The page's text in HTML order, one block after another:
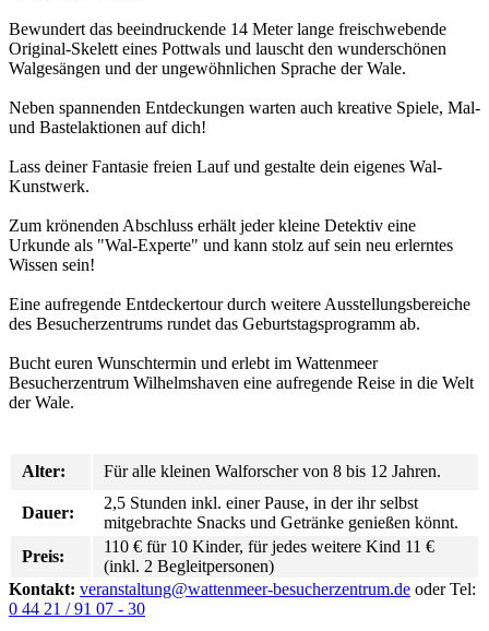
Bewundert das beeindruckende 14 Meter lange freischwebende
Original-Skelett eines Pottwals und lauscht den wunderschönen
Walgesängen und der ungewöhnlichen Sprache der Wale.
Neben spannenden Entdeckungen warten auch kreative Spiele, Mal-
und Bastelaktionen auf dich!
Lass deiner Fantasie freien Lauf und gestalte dein eigenes Wal-
Kunstwerk.
Zum krönenden Abschluss erhält jeder kleine Detektiv eine
Urkunde als "Wal-Experte" und kann stolz auf sein neu erlerntes
Wissen sein!
Eine aufregende Entdeckertour durch weitere Ausstellungsbereiche
des Besucherzentrums rundet das Geburtstagsprogramm ab.
Bucht euren Wunschtermin und erlebt im Wattenmeer
Besucherzentrum Wilhelmshaven eine aufregende Reise in die Welt
der Wale.
Alter: Für alle kleinen Walforscher von 8 bis 12 Jahren.
Dauer:
2,5 Stunden inkl. einer Pause, in der ihr selbst
mitgebrachte Snacks und Getränke genießen könnt.
Preis:
110 € für 10 Kinder, für jedes weitere Kind 11 €
(inkl. 2 Begleitpersonen)
Kontakt: veranstaltung@wattenmeer-besucherzentrum.de oder Tel:
0 44 21 / 91 07 - 30